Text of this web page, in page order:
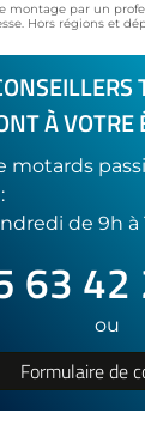
montage par un
Hors régions et
À VOTRE
motards
de 9h à
63 42
ou
Formulaire de